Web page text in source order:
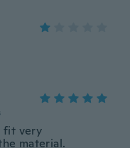
fit very
material.